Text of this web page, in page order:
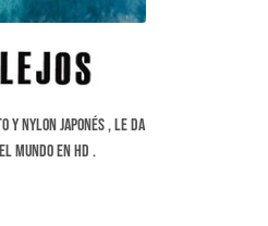
y Nylon Japonés , le da
mundo en HD .